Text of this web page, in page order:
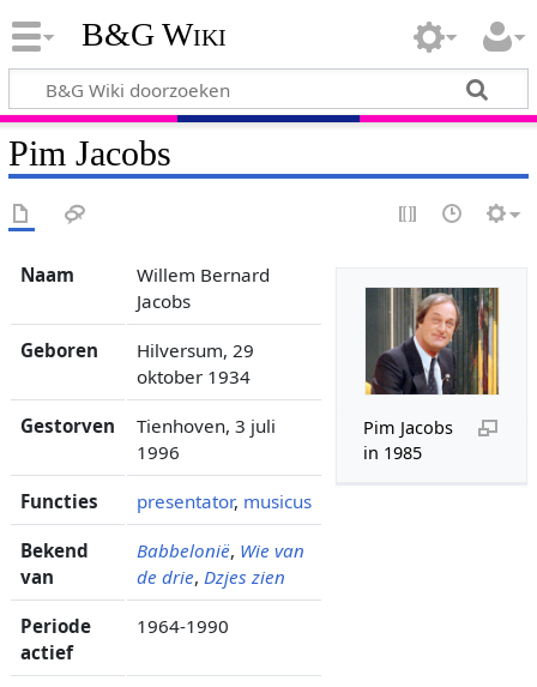
B&G Wiki
Pim Jacobs
Pim Jacobs
in 1985
Naam
Willem Bernard
Jacobs
Geboren
Hilversum, 29
oktober 1934
Gestorven
Tienhoven, 3 juli
1996
Functies presentator, musicus
Bekend
van
Babbelonië, Wie van
de drie, Dzjes zien
Periode
actief
1964-1990